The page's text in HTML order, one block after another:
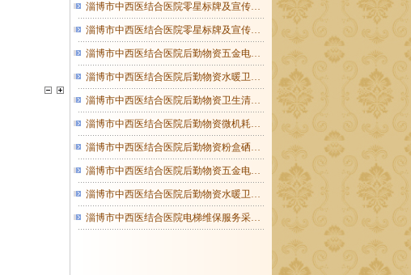
淄博市中西医结合医院零星标牌及宣传…
淄博市中西医结合医院零星标牌及宣传…
淄博市中西医结合医院后勤物资五金电…
淄博市中西医结合医院后勤物资水暖卫…
淄博市中西医结合医院后勤物资卫生清…
淄博市中西医结合医院后勤物资微机耗…
淄博市中西医结合医院后勤物资粉盒硒…
淄博市中西医结合医院后勤物资五金电…
淄博市中西医结合医院后勤物资水暖卫…
淄博市中西医结合医院电梯维保服务采…